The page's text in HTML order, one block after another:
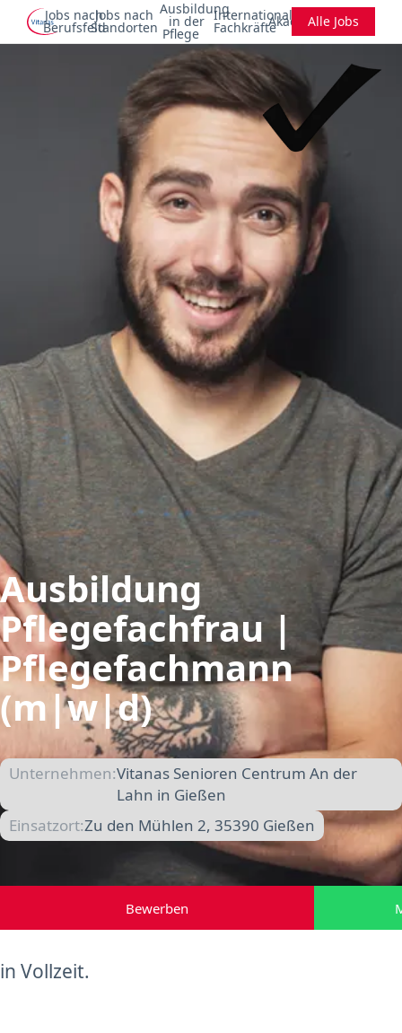
Jobs nach
Berufsfeld
Jobs nach
Standorten
Ausbildung
in der
Pflege
Internationale
FachkräfteAkademieAlle Jobs
Ausbildung
Pflegefachfrau |
Pflegefachmann
(m|w|d)
Unternehmen:Vitanas Senioren Centrum An der
Lahn in Gießen
Einsatzort:Zu den Mühlen 2, 35390 Gießen
Bewerben
in Vollzeit.